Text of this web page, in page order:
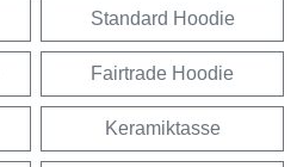
Standard Hoodie
Fairtrade Hoodie
Keramiktasse